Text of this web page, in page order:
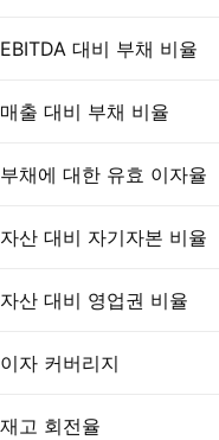
EBITDA 대비 부채 비율
매출 대비 부채 비율
부채에 대한 유효 이자율
자산 대비 자기자본 비율
자산 대비 영업권 비율
이자 커버리지
재고 회전율